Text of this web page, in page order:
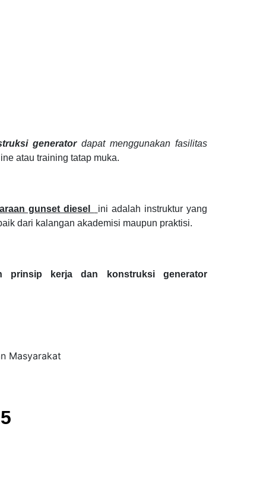
generator dapat menggunakan fasilitas
atau training tatap muka.
gunset diesel
ini adalah instruktur yang
dari kalangan akademisi maupun praktisi.
prinsip kerja dan konstruksi generator
Masyarakat